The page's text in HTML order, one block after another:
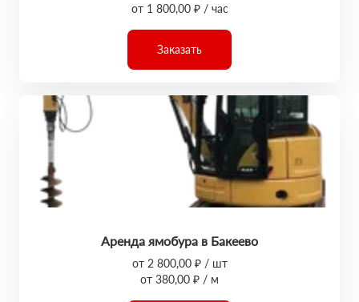
от 1 800,00 ₽ / час
Заказать
Аренда ямобура в Бакеево
от 2 800,00 ₽ / шт
от 380,00 ₽ / м